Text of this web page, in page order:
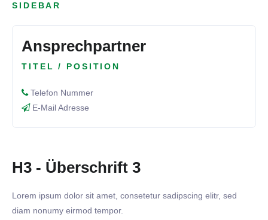
SIDEBAR
Ansprechpartner
TITEL / POSITION
Telefon Nummer
E-Mail Adresse
H3 - Überschrift 3
Lorem ipsum dolor sit amet, consetetur sadipscing elitr, sed
diam nonumy eirmod tempor.